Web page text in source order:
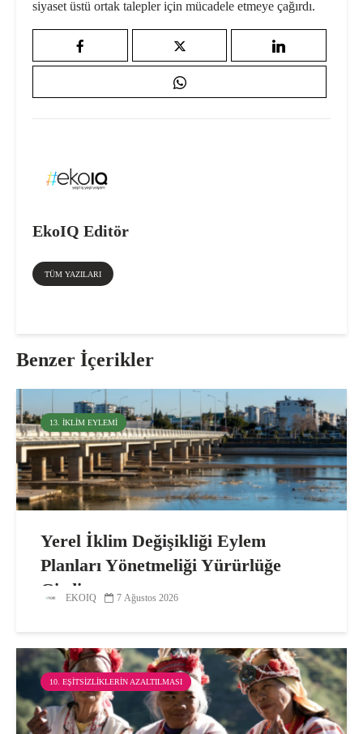
siyaset üstü ortak talepler için mücadele etmeye çağırdı.
EkoIQ Editör
TÜM YAZILARI
Benzer İçerikler
13. İKLIM EYLEMI
Yerel İklim Değişikliği Eylem
Planları Yönetmeliği Yürürlüğe
GirdiEKOIQ 7 Ağustos 2026
10. EŞITSIZLIKLERIN AZALTILMASI